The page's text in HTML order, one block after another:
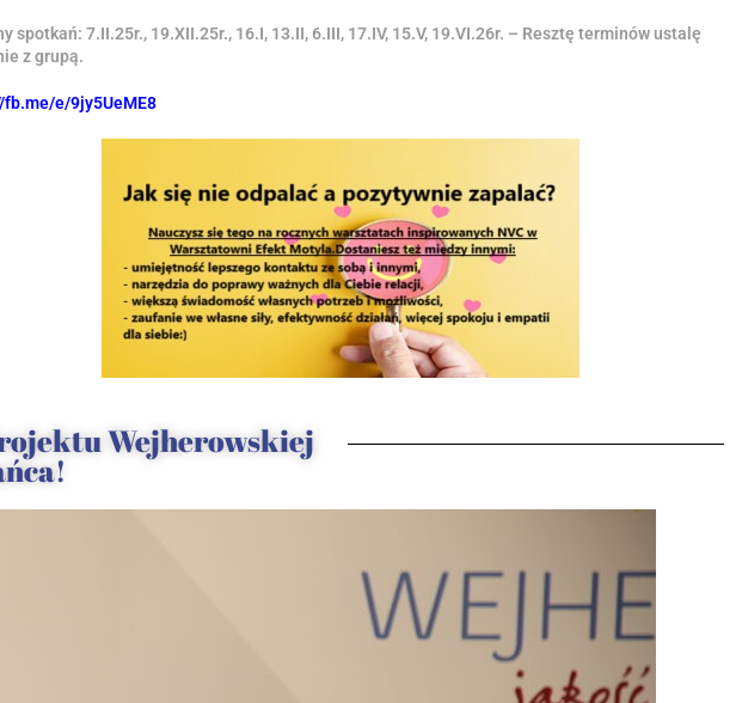
spotkań: 7.II.25r., 19.XII.25r., 16.I, 13.II, 6.III, 17.IV, 15.V, 19.VI.26r. – Resztę terminów ustalę
z grupą.
fb.me/e/9jy5UeME8
Wejherowskiej